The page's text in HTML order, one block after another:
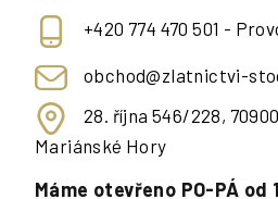
+420 774 470 501 -
obchod@zlatnictvi-
28. října 546/228,
Mariánské Hory
Máme otevřeno PO-PÁ od